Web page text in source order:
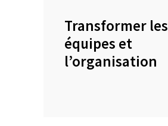
Transformer les
équipes et
l’organisation